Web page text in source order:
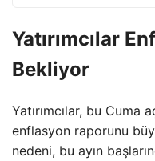
Yatırımcılar
Bekliyor
Yatırımcılar, bu Cuma
enflasyon raporunu
nedeni, bu ayın